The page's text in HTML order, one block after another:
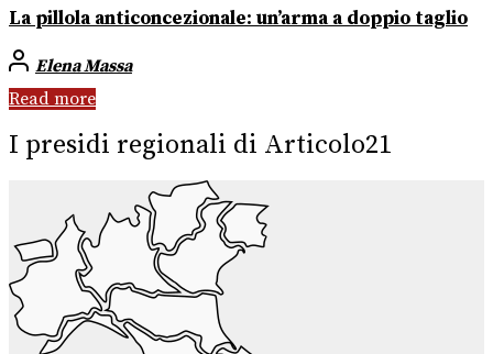
La pillola anticoncezionale: un’arma a doppio taglio
Elena Massa
Read more
I presidi regionali di Articolo21